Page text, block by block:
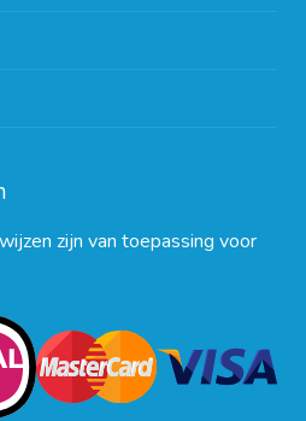
zijn van toepassing voor